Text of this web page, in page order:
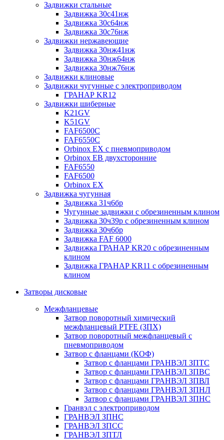
Задвижки стальные
Задвижка 30с41нж
Задвижка 30с64нж
Задвижка 30с76нж
Задвижки нержавеющие
Задвижка 30нж41нж
Задвижка 30нж64нж
Задвижка 30нж76нж
Задвижки клиновые
Задвижки чугунные с электроприводом
ГРАНАР KR12
Задвижки шиберные
K21GV
K51GV
FAF6500C
FAF6550С
Orbinox EX с пневмоприводом
Orbinox EB двухсторонние
FAF6550
FAF6500
Orbinox EX
Задвижка чугунная
Задвижка 31ч6бр
Чугунные задвижки с обрезиненным клином
Задвижка 30ч39р с обрезиненным клином
Задвижка 30ч6бр
Задвижка FAF 6000
Задвижка ГРАНАР KR20 с обрезиненным
клином
Задвижка ГРАНАР KR11 с обрезиненным
клином
Затворы дисковые
Межфланцевые
Затвор поворотный химический
межфланцевый PTFE (ЗПХ)
Затвор поворотный межфланцевый с
пневмоприводом
Затвор с фланцами (КОФ)
Затвор с фланцами ГРАНВЭЛ ЗПТС
Затвор с фланцами ГРАНВЭЛ ЗПВС
Затвор с фланцами ГРАНВЭЛ ЗПВЛ
Затвор с фланцами ГРАНВЭЛ ЗПНЛ
Затвор с фланцами ГРАНВЭЛ ЗПНС
Гранвэл с электроприводом
ГРАНВЭЛ ЗПНС
ГРАНВЭЛ ЗПСС
ГРАНВЭЛ ЗПТЛ